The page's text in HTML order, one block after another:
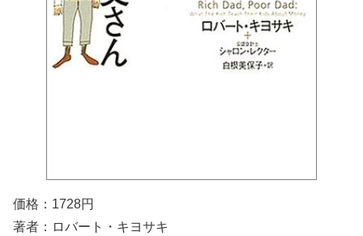
価格： 1728円
著者：ロバート・キヨサキ